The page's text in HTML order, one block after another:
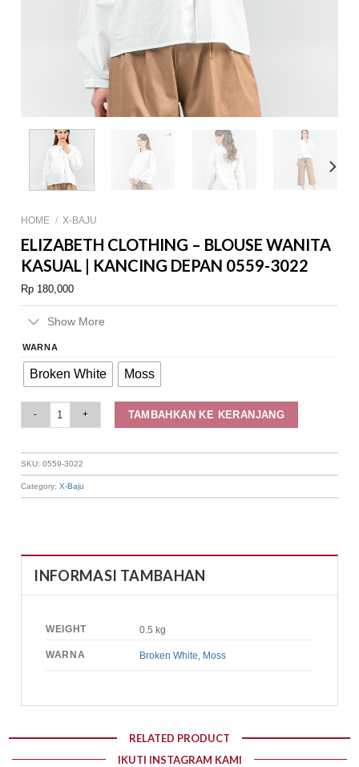
HOME / X-BAJU
ELIZABETH CLOTHING – BLOUSE WANITA
KASUAL | KANCING DEPAN 0559-3022
Rp 180,000
Show More
WARNA
Broken White Moss
TAMBAHKAN KE KERANJANG
SKU:0559-3022
Category:X-Baju
INFORMASI TAMBAHAN
WEIGHT 0.5 kg
WARNA Broken White Moss
RELATED PRODUCT
IKUTI INSTAGRAM KAMI